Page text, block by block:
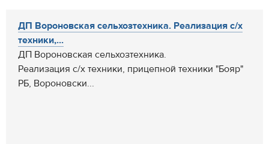
ДП Вороновская сельхозтехника. Реализация с/х
техники,...
ДП Вороновская сельхозтехника.
Реализация с/х техники, прицепной техники "Бояр"
РБ, Вороновски...